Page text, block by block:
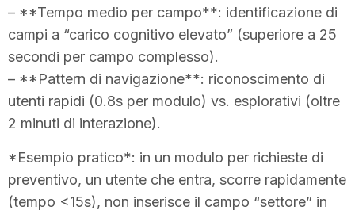
– **Tempo medio per campo**: identificazione di
campi a “carico cognitivo elevato” (superiore a 25
secondi per campo complesso).
– **Pattern di navigazione**: riconoscimento di
utenti rapidi (0.8s per modulo) vs. esplorativi (oltre
2 minuti di interazione).
*Esempio pratico*: in un modulo per richieste di
preventivo, un utente che entra, scorre rapidamente
(tempo <15s), non inserisce il campo “settore” in